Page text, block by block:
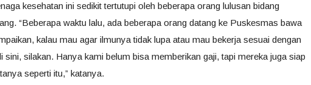
kesehatan ini sedikit tertutupi oleh beberapa orang lulusan bidang
“Beberapa waktu lalu, ada beberapa orang datang ke Puskesmas bawa
kalau mau agar ilmunya tidak lupa atau mau bekerja sesuai dengan
sini, silakan. Hanya kami belum bisa memberikan gaji, tapi mereka juga siap
seperti itu,” katanya.